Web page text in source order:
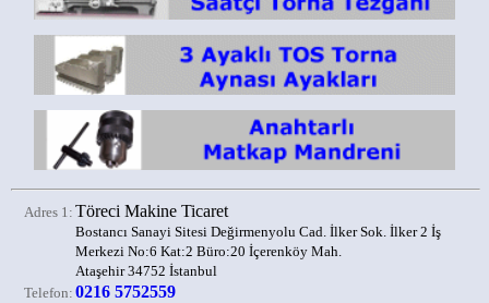
Adres 1: Töreci Makine Ticaret
Bostancı Sanayi Sitesi Değirmenyolu Cad. İlker Sok. İlker 2 İş
Merkezi No:6 Kat:2 Büro:20 İçerenköy Mah.
Ataşehir 34752 İstanbul
Telefon: 0216 5752559